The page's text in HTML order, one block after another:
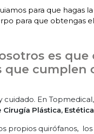
para que hagas
para que obtengas
es
que cumplen
cuidado. En
Plástica,
propios quirófanos,